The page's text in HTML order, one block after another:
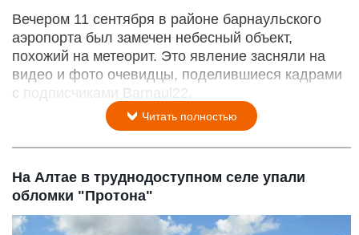
Вечером 11 сентября в районе барнаульского
аэропорта был замечен небесный объект,
похожий на метеорит. Это явление засняли на
видео и фото очевидцы, поделившиеся кадрами
с подписчиками Barnaul22.
Читать полностью
На Алтае в труднодоступном селе упали
обломки "Протона"